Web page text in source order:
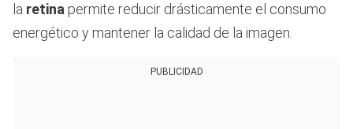
la retina permite reducir drásticamente el consumo
energético y mantener la calidad de la imagen.
PUBLICIDAD